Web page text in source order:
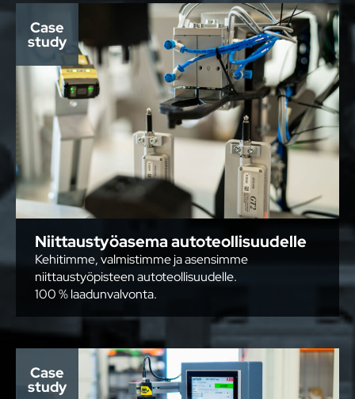
Case
study
Niittaustyöasema autoteollisuudelle
Kehitimme, valmistimme ja asensimme
niittaustyöpisteen autoteollisuudelle.
100 % laadunvalvonta.
Case
study